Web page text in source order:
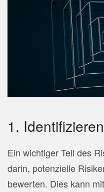
1.
Ein wichtiger Teil des
darin, potenzielle
bewerten. Dies kann